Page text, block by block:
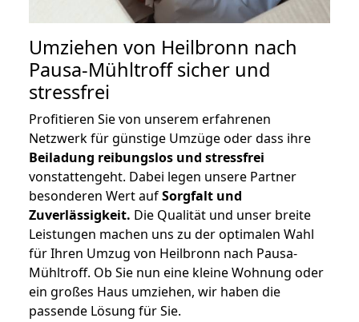
Umziehen von Heilbronn nach
Pausa-Mühltroffsicher und
stressfrei
Profitieren Sie von unserem erfahrenen
Netzwerk für günstige Umzüge oder dass ihre
Beiladung reibungslos und stressfrei
vonstattengeht. Dabei legen unsere Partner
besonderen Wert aufSorgfalt und
Zuverlässigkeit. Die Qualität und unser breite
Leistungen machen uns zu der optimalen Wahl
für Ihren Umzug von Heilbronn nach Pausa-
Mühltroff. Ob Sie nun eine kleine Wohnung oder
ein großes Haus umziehen, wir haben die
passende Lösung für Sie.